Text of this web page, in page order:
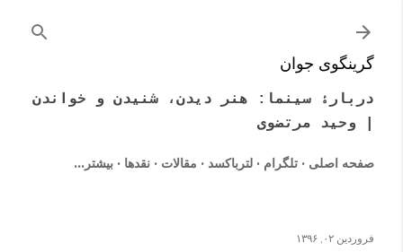
گرینگوی جوان
دربارۀ سینما: هنر دیدن، شنیدن و خواندن
| وحید مرتضوی
صفحه اصلی تلگرام لترباکسد مقالات نقدها ‏بیشتر…
فروردین ۰۲, ۱۳۹۶